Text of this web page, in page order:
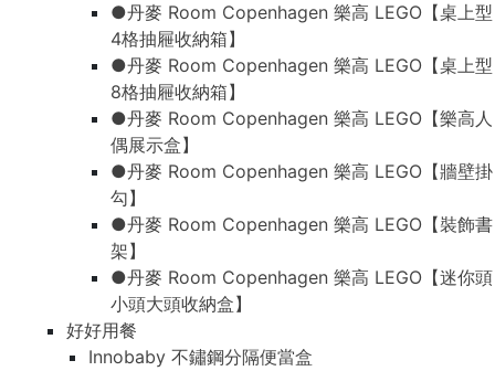
●丹麥 Room Copenhagen 樂高 LEGO【桌上型
4格抽屜收納箱】
●丹麥 Room Copenhagen 樂高 LEGO【桌上型
8格抽屜收納箱】
●丹麥 Room Copenhagen 樂高 LEGO【樂高人
偶展示盒】
●丹麥 Room Copenhagen 樂高 LEGO【牆壁掛
勾】
●丹麥 Room Copenhagen 樂高 LEGO【裝飾書
架】
●丹麥 Room Copenhagen 樂高 LEGO【迷你頭
小頭大頭收納盒】
好好用餐
Innobaby 不鏽鋼分隔便當盒